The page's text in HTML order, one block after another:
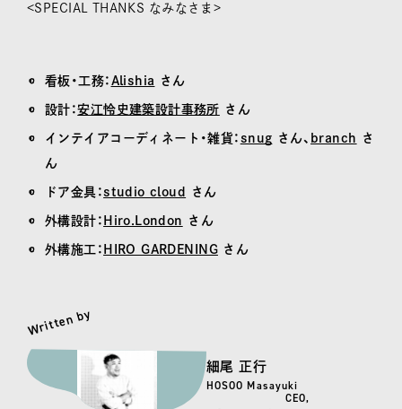
<SPECIAL THANKS なみなさま>
看板・工務： Alishia さん
設計：安江怜史建築設計事務所 さん
インテイアコーディネート・雑貨： snug さん、 branch
さ
ん
ドア金具：studio cloud さん
外構設計： Hiro.London さん
外構施工： HIRO GARDENINGさん
Written by
細尾 正行
HOSOO Masayuki
CEO,